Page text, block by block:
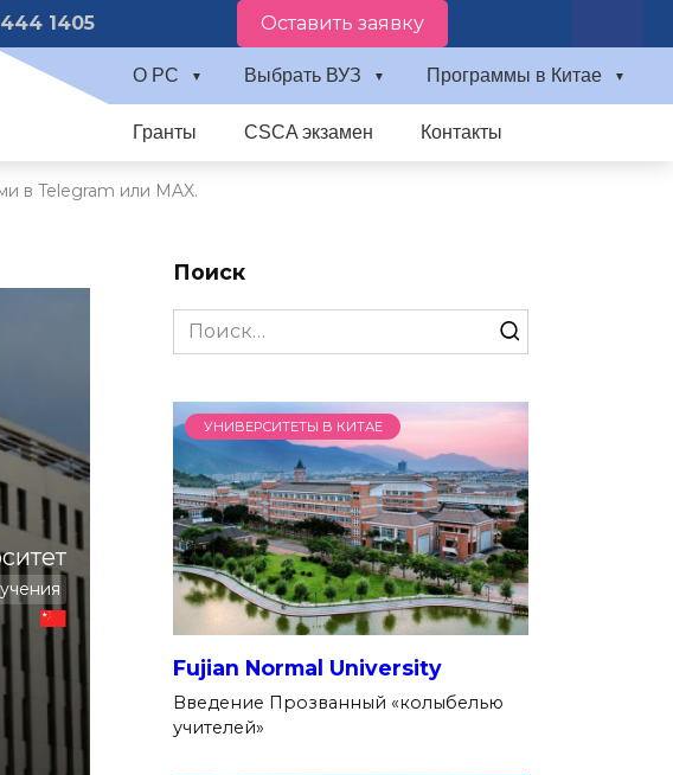
1405 Оставить заявку
О PC Выбрать ВУЗ Программы в Китае
Гранты CSCA экзамен Контакты
в Telegram или MAX.
Поиск
Search
for:
УНИВЕРСИТЕТЫ В КИТАЕ
Fujian Normal University
Введение Прозванный «колыбелью
учителей»